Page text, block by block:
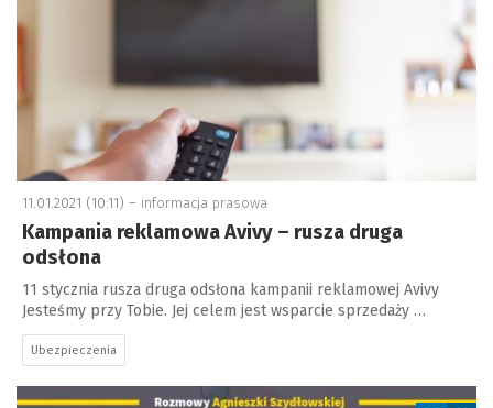
11.01.2021 (10:11) – informacja prasowa
Kampania reklamowa Avivy – rusza druga
odsłona
11 stycznia rusza druga odsłona kampanii reklamowej Avivy
Jesteśmy przy Tobie. Jej celem jest wsparcie sprzedaży …
Ubezpieczenia
a